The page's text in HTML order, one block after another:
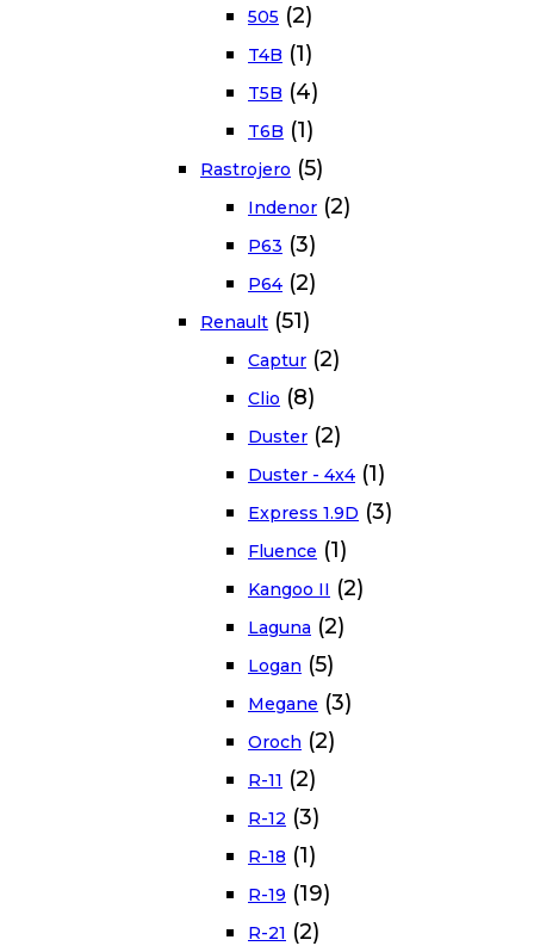
505 (2)
T4B (1)
T5B (4)
T6B (1)
Rastrojero (5)
Indenor (2)
P63 (3)
P64 (2)
Renault (51)
Captur (2)
Clio (8)
Duster (2)
Duster - 4x4 (1)
Express 1.9D (3)
Fluence (1)
Kangoo II (2)
Laguna (2)
Logan (5)
Megane (3)
Oroch (2)
R-11 (2)
R-12 (3)
R-18 (1)
R-19 (19)
R-21 (2)